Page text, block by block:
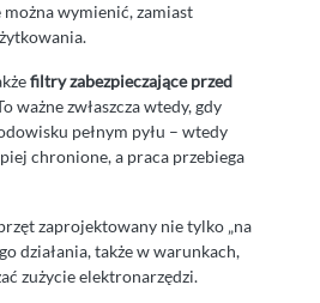
wymienić, zamiast
filtry zabezpieczające przed
ważne zwłaszcza wtedy, gdy
pełnym pyłu – wtedy
chronione, a praca przebiega
zaprojektowany nie tylko „na
działania, także w warunkach,
zużycie elektronarzędzi.